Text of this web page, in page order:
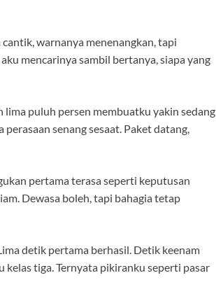
warnanya menenangkan, tapi
mencarinya sambil bertanya, siapa yang
lima puluh persen membuatku yakin sedang
senang sesaat. Paket datang,
pertama terasa seperti keputusan
Dewasa boleh, tapi bahagia tetap
detik pertama berhasil. Detik keenam
kelas tiga. Ternyata pikiranku seperti pasar